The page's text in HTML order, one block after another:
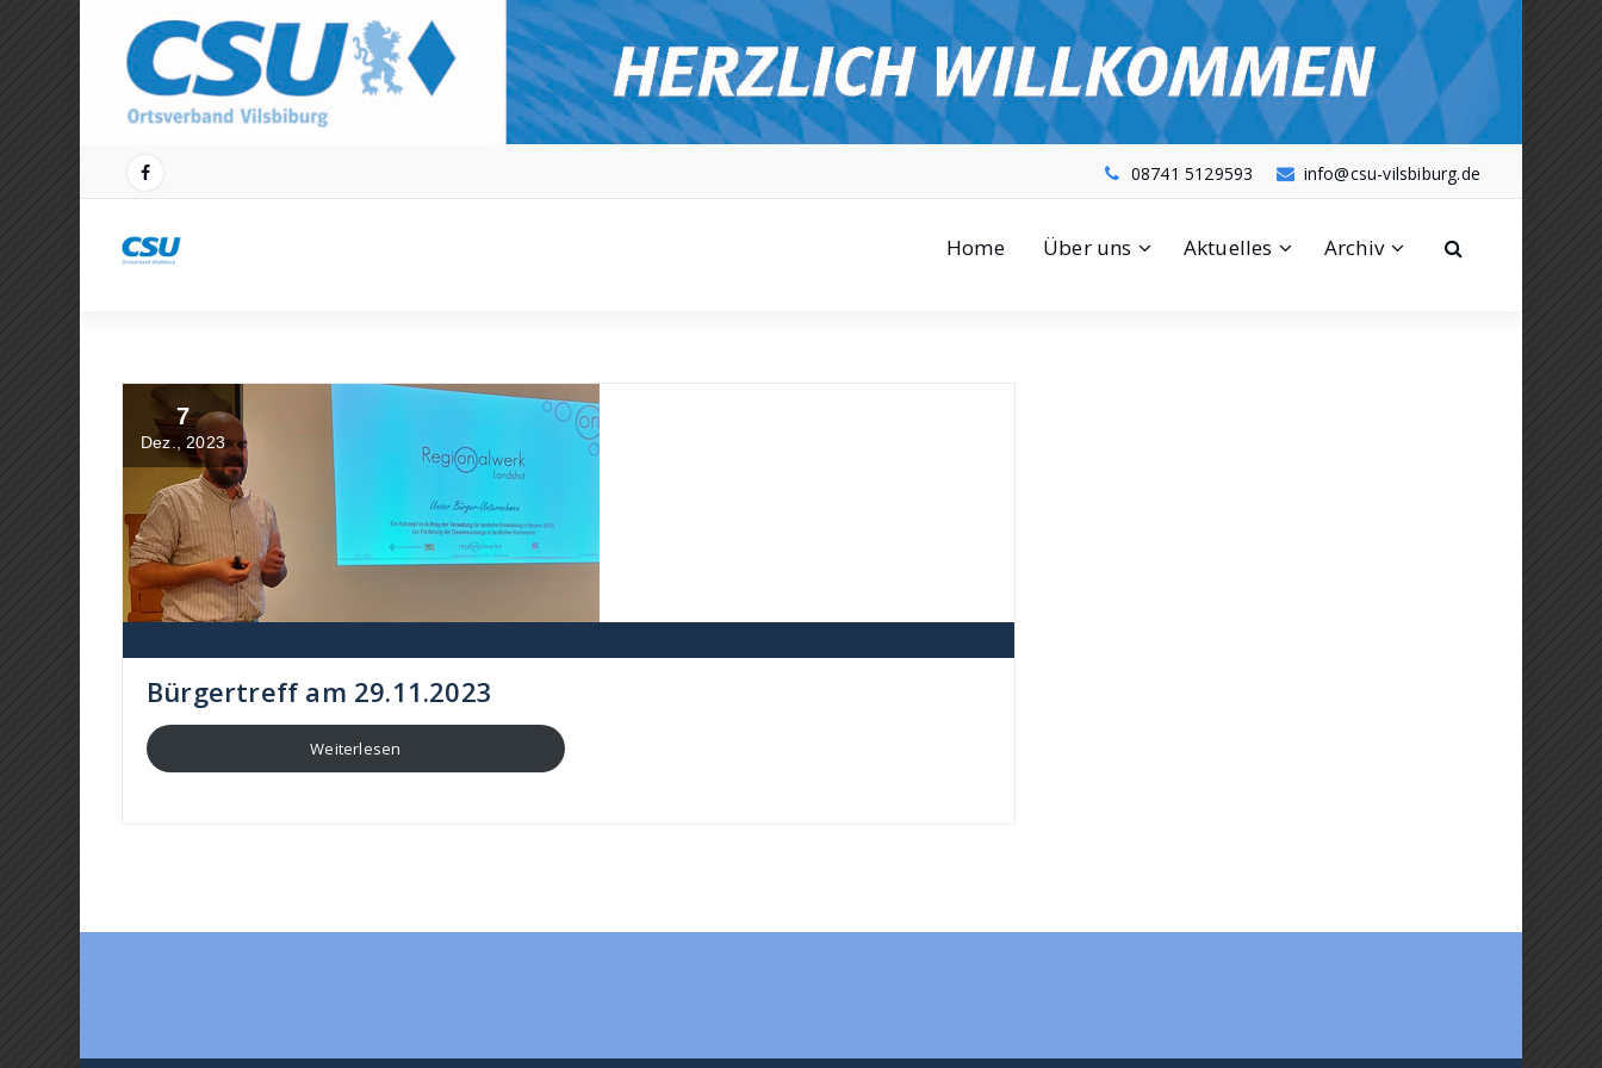
Inhalt
springen
info@csu-vilsbiburg.de
08741 5129593
Home Über uns Aktuelles Archiv
7
Dez., 2023
Bürgertreff am 29.11.2023
Weiterlesen